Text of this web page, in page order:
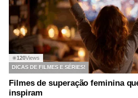
◉120Views
DICAS DE FILMES E SÉRIES!
Filmes de superação feminina
inspiram